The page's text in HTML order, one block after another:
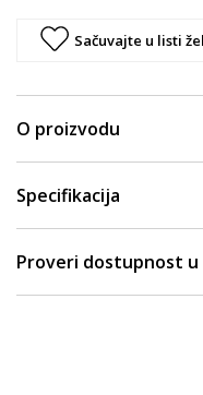
Sačuvajte u listi
O proizvodu
Specifikacija
Proveri dostupnost u